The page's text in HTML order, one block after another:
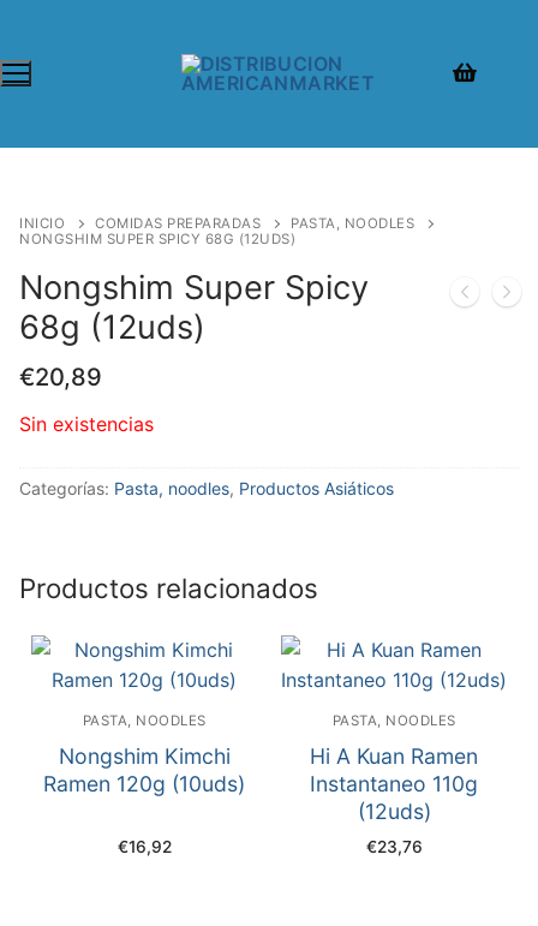
INICIO COMIDAS PREPARADAS
PASTA, NOODLES
NONGSHIM SUPER SPICY 68G (12UDS)
Nongshim Super Spicy
68g (12uds)
€20,89
Sin existencias
Categorías: Pasta, noodles, Productos Asiáticos
Productos relacionados
PASTA, NOODLES
Nongshim Kimchi
Ramen 120g (10uds)
€16,92
PASTA, NOODLES
Hi A Kuan Ramen
Instantaneo 110g
(12uds)
€23,76